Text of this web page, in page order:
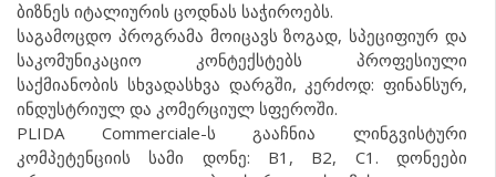
ბიზნეს იტალიურის ცოდნას საჭიროებს.
საგამოცდო პროგრამა მოიცავს ზოგად, სპეციფიურ და
საკომუნიკაციო კონტექსტებს პროფესიული
საქმიანობის სხვადასხვა დარგში, კერძოდ: ფინანსურ,
ინდუსტრიულ და კომერციულ სფეროში.
PLIDA Commerciale-ს გააჩნია ლინგვისტური
კომპეტენციის სამი დონე: B1, B2, C1. დონეები